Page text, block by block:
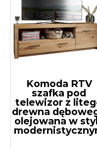
Komoda RTV
szafka pod
telewizor z
drewna
olejowana w